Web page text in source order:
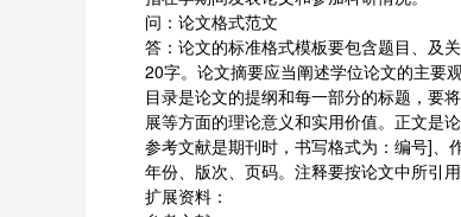
问：论文格式范文
答：论文的标准格式模板要包含题目、及
20字。论文摘要应当阐述学位论文的主要
目录是论文的提纲和每一部分的标题，要
展等方面的理论意义和实用价值。正文是
参考文献是期刊时，书写格式为：编号]、
年份、版次、页码。注释要按论文中所引
扩展资料：